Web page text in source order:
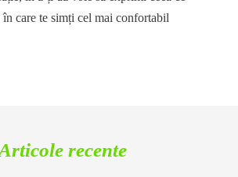
care te simți cel mai confortabil
recente